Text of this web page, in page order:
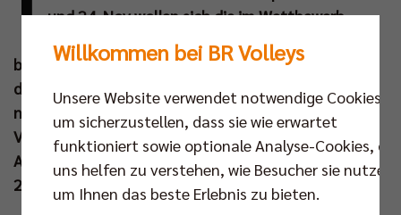
und 24. Nov wollen sich die im Wettbewerb
verbliebenen Erstligisten einen Platz unter den
besten Vier sichern und ihrem Traum vom Finale in
der Mannheimer SAP Arena einen Schritt
näherkommen. Dyn zeigt alle
Viertelfinalbegegnungen und überträgt die
Auslosung der Halbfinals am Sonntag (24. Nov um
20.15 Uhr) live auf YouTube.
Willkommen bei BR Volleys
Unsere Website verwendet notwendige Cookies,
um sicherzustellen, dass sie wie erwartet
funktioniert sowie optionale Analyse-Cookies, die
uns helfen zu verstehen, wie Besucher sie nutzen,
um Ihnen das beste Erlebnis zu bieten.